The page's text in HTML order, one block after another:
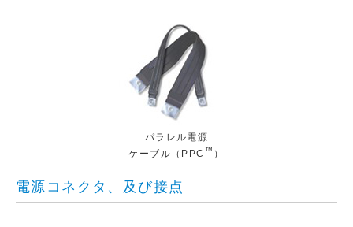
パラレル電源
ケーブル（PPC ™ ）
電源コネクタ、及び接点